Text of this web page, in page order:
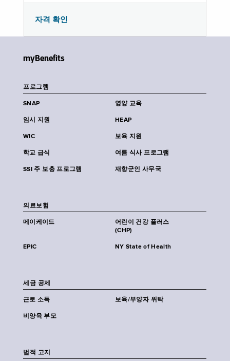
자격 확인
myBenefits
프로그램
SNAP 영양 교육
임시 지원 HEAP
WIC 보육 지원
학교 급식 여름 식사 프로그램
SSI 주 보충 프로그램 재향군인 사무국
의료보험
메이케이드
어린이 건강 플러스
(CHP)
EPIC NY State of Health
세금 공제
근로 소득 보육/부양자 위탁
비양육 부모
법적 고지